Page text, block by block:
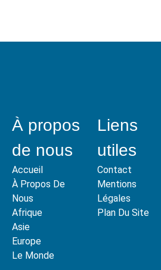
À propos
de nous
Accueil
À Propos De
Nous
Afrique
Asie
Europe
Le Monde
Liens
utiles
Contact
Mentions
Légales
Plan Du Site